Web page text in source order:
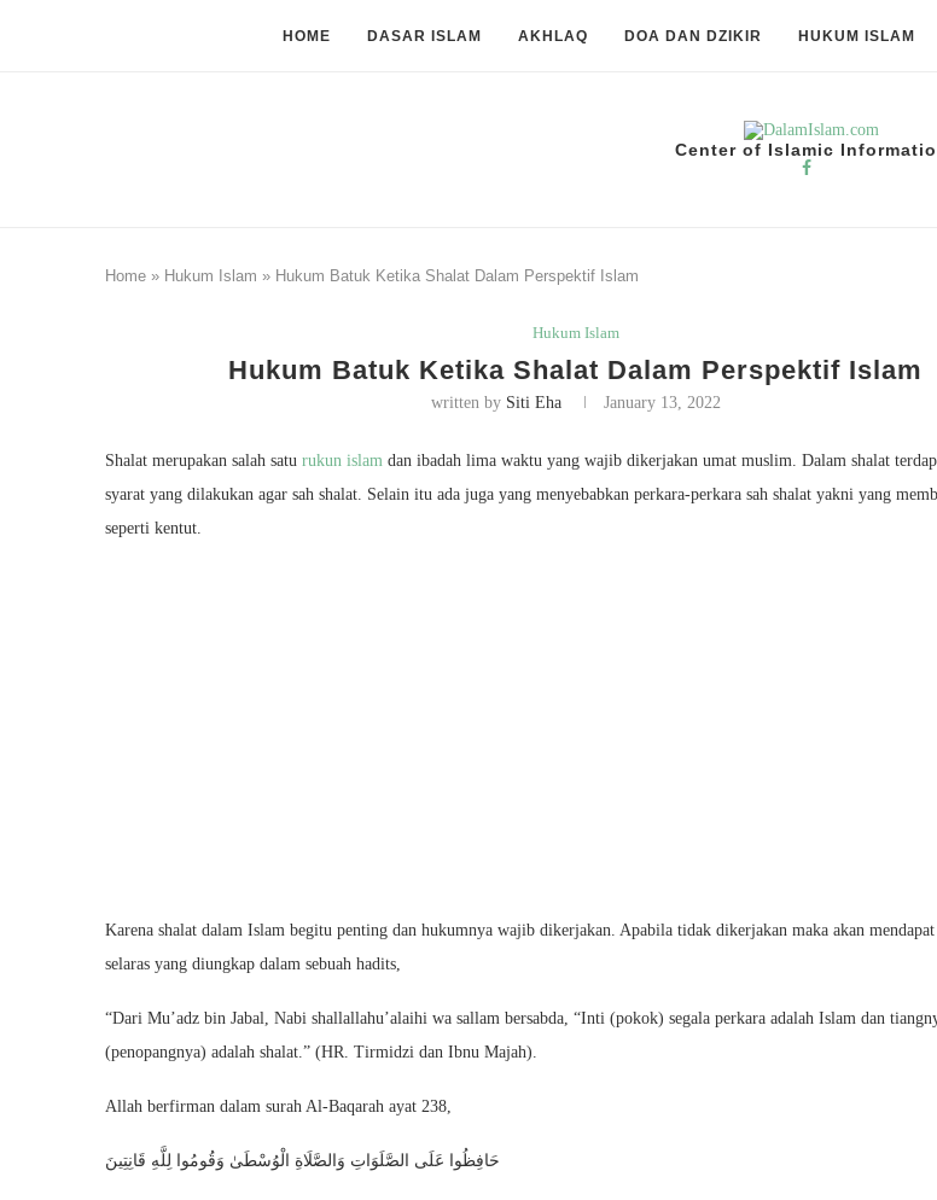
HOME DASAR ISLAM AKHLAQ DOA DAN DZIKIR HUKUM ISLAM
Center of Islamic
Home » Hukum Islam » Hukum Batuk Ketika Shalat Dalam Perspektif Islam
Hukum Islam
Hukum Batuk Ketika Shalat Dalam Perspektif Islam
written by Siti Eha January 13, 2022
Shalat merupakan salah satu rukun islam dan ibadah lima waktu yang wajib dikerjakan umat muslim. Dalam shalat
syarat yang dilakukan agar sah shalat. Selain itu ada juga yang menyebabkan perkara-perkara sah shalat yakni yang
seperti kentut.
Karena shalat dalam Islam begitu penting dan hukumnya wajib dikerjakan. Apabila tidak dikerjakan maka akan
selaras yang diungkap dalam sebuah hadits,
“Dari Mu’adz bin Jabal, Nabi shallallahu’alaihi wa sallam bersabda, “Inti (pokok) segala perkara adalah Islam dan
(penopangnya) adalah shalat.” (HR. Tirmidzi dan Ibnu Majah).
Allah berfirman dalam surah Al-Baqarah ayat 238,
حَافِظُوا عَلَى الصَّلَوَاتِ وَالصَّلَاةِ الْوُسْطَىٰ وَقُومُوا لِلَّهِ قَانِتِينَ